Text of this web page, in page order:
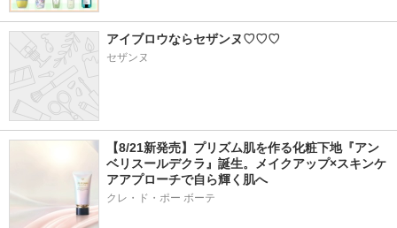
アイブロウならセザンヌ♡♡♡
セザンヌ
【8/21新発売】プリズム肌を作る化粧下地『アン
ベリスールデクラ』誕生。メイクアップ×スキンケ
アアプローチで自ら輝く肌へ
クレ・ド・ポー ボーテ